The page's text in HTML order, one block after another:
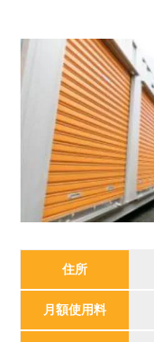
住所
月額使用料